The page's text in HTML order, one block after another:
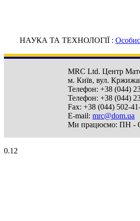
НАУКА ТА ТЕХНОЛОГІЇ :
MRC Ltd. Центр
м. Київ, вул.
Телефон: +38 (044)
Телефон: +38 (044)
Fax: +38 (044) 502-
E-mail: mrc@dom.ua
Ми працюємо: ПН -
0.12